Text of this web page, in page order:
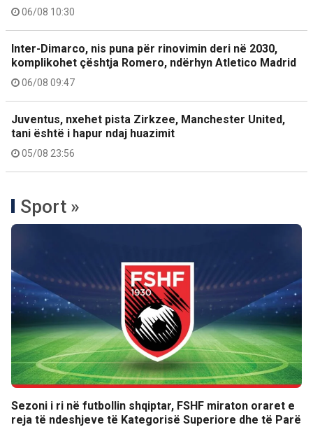
06/08 10:30
Inter-Dimarco, nis puna për rinovimin deri në 2030,
komplikohet çështja Romero, ndërhyn Atletico Madrid
06/08 09:47
Juventus, nxehet pista Zirkzee, Manchester United,
tani është i hapur ndaj huazimit
05/08 23:56
Sport »
Sezoni i ri në futbollin shqiptar, FSHF miraton oraret e
reja të ndeshjeve të Kategorisë Superiore dhe të Parë